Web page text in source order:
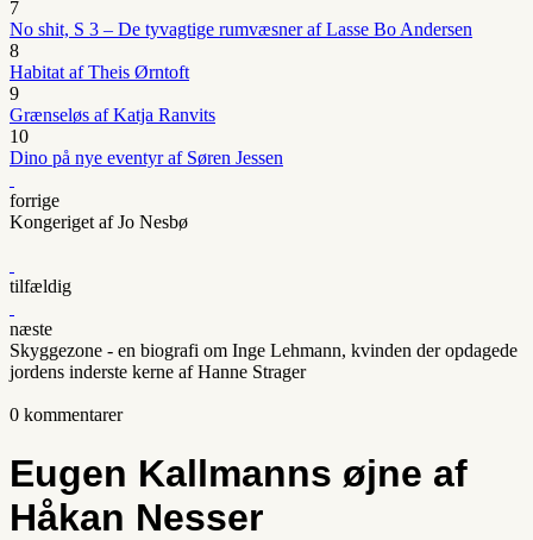
7
No shit, S 3 – De tyvagtige rumvæsner af Lasse Bo Andersen
8
Habitat af Theis Ørntoft
9
Grænseløs af Katja Ranvits
10
Dino på nye eventyr af Søren Jessen
forrige
Kongeriget af Jo Nesbø
tilfældig
næste
Skyggezone - en biografi om Inge Lehmann, kvinden der opdagede
jordens inderste kerne af Hanne Strager
0 kommentarer
Eugen Kallmanns øjne af
Håkan Nesser